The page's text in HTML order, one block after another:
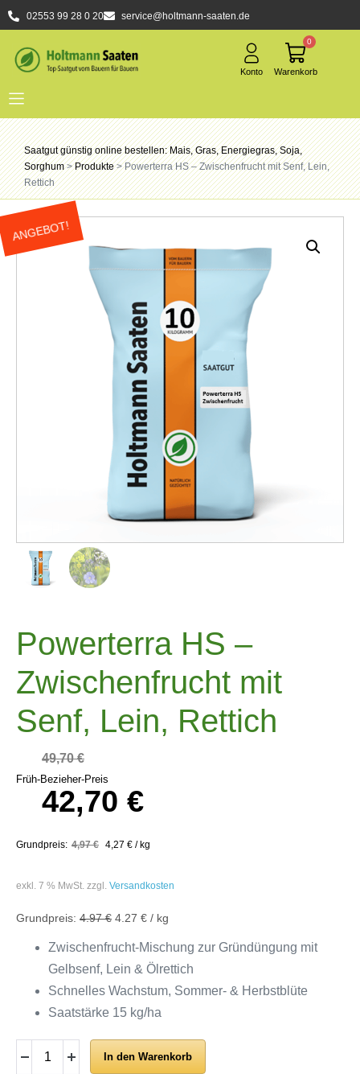
02553 99 28 0 20 service@holtmann-saaten.de
0
Saatgut günstig online bestellen: Mais, Gras, Energiegras, Soja,
Sorghum>Produkte>Powerterra HS – Zwischenfrucht mit Senf, Lein,
Rettich
ANGEBOT!
Powerterra HS –
Zwischenfrucht mit
Senf, Lein, Rettich
49,70€
Früh-Bezieher-Preis
42,70 €
4,97€ 4,27 €/kg
exkl. 7 % MwSt. zzgl. Versandkosten
4.97 € 4.27 € / kg
Zwischenfrucht-Mischung zur Gründüngung mit
Gelbsenf, Lein & Ölrettich
Schnelles Wachstum, Sommer- & Herbstblüte
Saatstärke 15 kg/ha
In den Warenkorb